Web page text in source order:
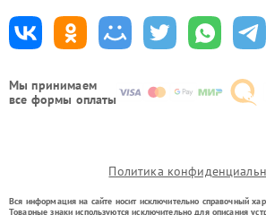
Мы принимаем
все формы оплаты
Политика
Вся информация на сайте носит исключительно справочный
Товарные знаки используются исключительно для описания